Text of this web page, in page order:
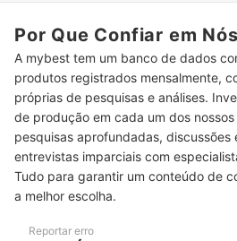
Top 10 Melhores Torrones
Veja Também Outros Doces para Sua
Por Que Confiar em
A mybest tem um banco de dados
produtos registrados mensalmente,
próprias de pesquisas e análises.
de produção em cada um dos
pesquisas aprofundadas, discussões
entrevistas imparciais com
Tudo para garantir um conteúdo de
a melhor escolha.
Reportar erro